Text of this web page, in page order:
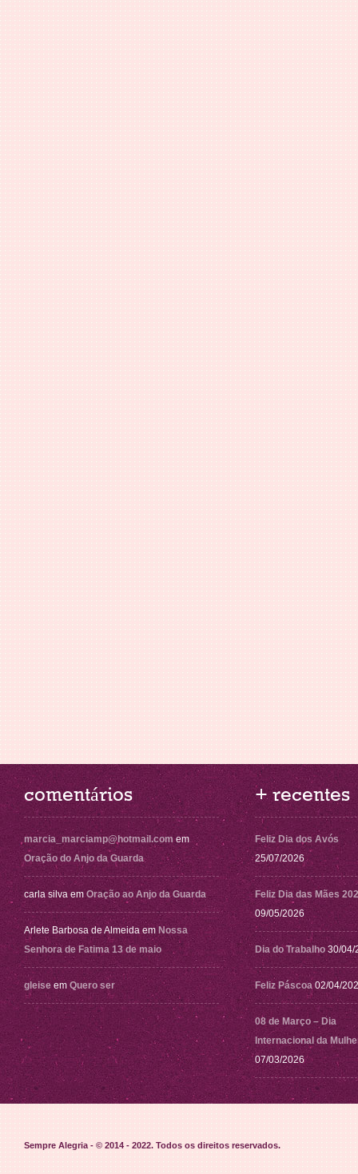
comentários
marcia_marciamp@hotmail.com em
Oração do Anjo da Guarda
carla silva em Oração ao Anjo da Guarda
Arlete Barbosa de Almeida em Nossa
Senhora de Fatima 13 de maio
gleise em Quero ser
+ recentes
Feliz Dia dos Avós
25/07/2026
Feliz Dia das Mães
09/05/2026
Dia do Trabalho 30/04/
Feliz Páscoa 02/04/
08 de Março – Dia
Internacional da
07/03/2026
Sempre Alegria - © 2014 - 2022. Todos os direitos reservados.